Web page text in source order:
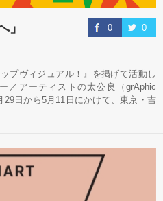
0 0
」
プヴィジュアル！』を掲げて活動し
／アーティストの太公良（grAphic
日から5月11日にかけて、東京・吉